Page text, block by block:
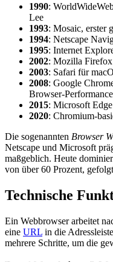
1990:
Lee
1993: Mosaic, erster
1994: Netscape
1995: Internet
2002: Mozilla
2003: Safari für
2008: Google
Browser-Performance
2015: Microsoft
2020: Chromium-
Die sogenannten Browser
Netscape und Microsoft
maßgeblich. Heute
von über 60 Prozent,
Technische
Ein Webbrowser arbeitet
eine URL in die
mehrere Schritte, um die